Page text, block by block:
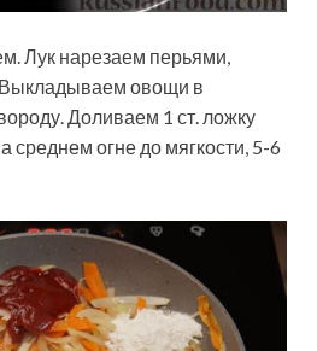
Лук нарезаем перьями,
овощи в
Доливаем 1 ст. ложку
огне до мягкости, 5-6